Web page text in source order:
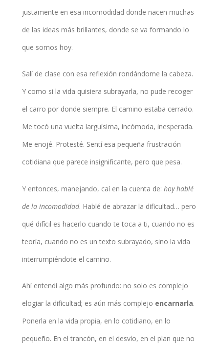
justamente en esa incomodidad donde nacen muchas
de las ideas más brillantes, donde se va formando lo
que somos hoy.
Salí de clase con esa reflexión rondándome la cabeza.
Y como si la vida quisiera subrayarla, no pude recoger
el carro por donde siempre. El camino estaba cerrado.
Me tocó una vuelta larguísima, incómoda, inesperada.
Me enojé. Protesté. Sentí esa pequeña frustración
cotidiana que parece insignificante, pero que pesa.
Y entonces, manejando, caí en la cuenta de: hoy hablé
de la incomodidad. Hablé de abrazar la dificultad… pero
qué difícil es hacerlo cuando te toca a ti, cuando no es
teoría, cuando no es un texto subrayado, sino la vida
interrumpiéndote el camino.
Ahí entendí algo más profundo: no solo es complejo
elogiar la dificultad; es aún más complejo encarnarla.
Ponerla en la vida propia, en lo cotidiano, en lo
pequeño. En el trancón, en el desvío, en el plan que no